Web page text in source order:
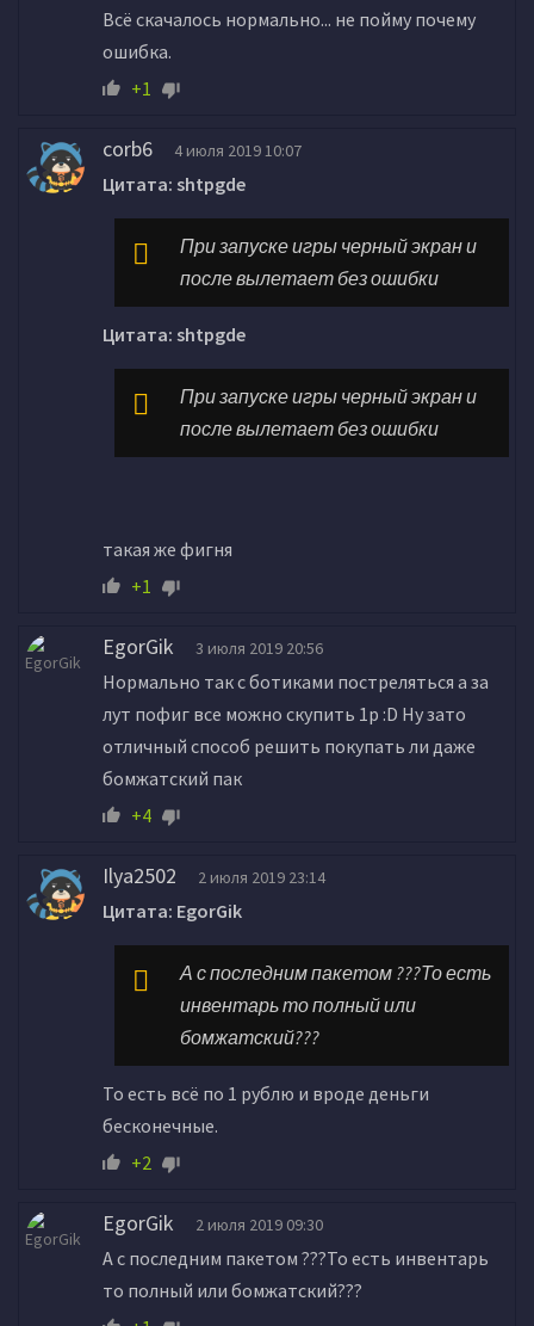
Всё скачалось нормально... не пойму почему
ошибка.
+1
corb6 4 июля 2019 10:07
Цитата: shtpgde
При запуске игры черный экран и
после вылетает без ошибки
Цитата: shtpgde
При запуске игры черный экран и
после вылетает без ошибки
такая же фигня
+1
EgorGik 3 июля 2019 20:56
Нормально так с ботиками постреляться а за
лут пофиг все можно скупить 1р :D Ну зато
отличный способ решить покупать ли даже
бомжатский пак
+4
Ilya2502 2 июля 2019 23:14
Цитата: EgorGik
А с последним пакетом ???То есть
инвентарь то полный или
бомжатский???
То есть всё по 1 рублю и вроде деньги
бесконечные.
+2
EgorGik 2 июля 2019 09:30
А с последним пакетом ???То есть инвентарь
то полный или бомжатский???